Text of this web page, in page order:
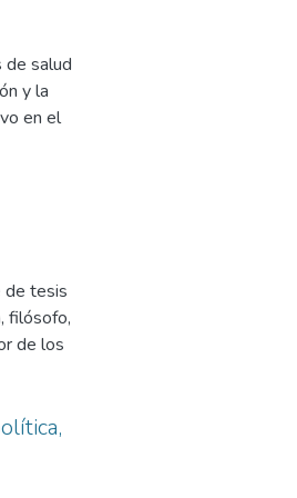
en
de
el
del
de salud
y la
en el
como
en
de tesis
filósofo,
de los